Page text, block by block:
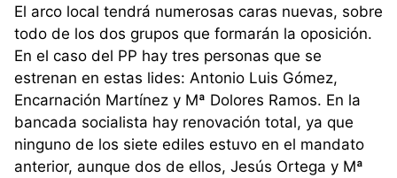
El arco local tendrá numerosas caras nuevas, sobre
todo de los dos grupos que formarán la oposición.
En el caso del PP hay tres personas que se
estrenan en estas lides: Antonio Luis Gómez,
Encarnación Martínez y Mª Dolores Ramos. En la
bancada socialista hay renovación total, ya que
ninguno de los siete ediles estuvo en el mandato
anterior, aunque dos de ellos, Jesús Ortega y Mª